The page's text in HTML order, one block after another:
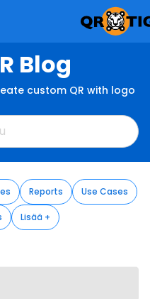
Blog
custom QR with logo
Reports Use Cases
Lisää +